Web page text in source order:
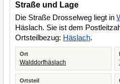
Straße und Lage
Die Straße Drosselweg liegt in
Häslach. Sie ist dem
Ortsteilbezug: Häslach.
Ort
Walddorfhäslach
Ortsteil